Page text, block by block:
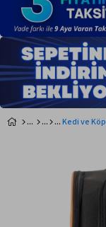
Kedi ve